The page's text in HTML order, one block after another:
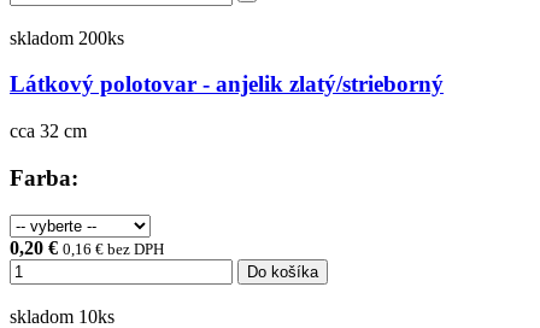
skladom 200ks
Látkový polotovar - anjelik zlatý/strieborný
cca 32 cm
Farba:
0,20 € 0,16 € bez DPH
Do košíka
skladom 10ks